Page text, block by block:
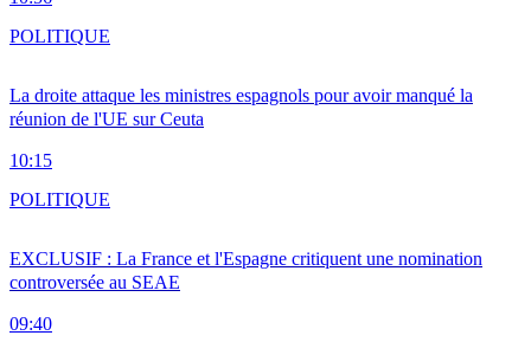
La droite attaque les ministres espagnols pour avoir manqué la
réunion de l'UE sur Ceuta
10:15
POLITIQUE
EXCLUSIF : La France et l'Espagne critiquent une nomination
controversée au SEAE
09:40
POLITIQUE